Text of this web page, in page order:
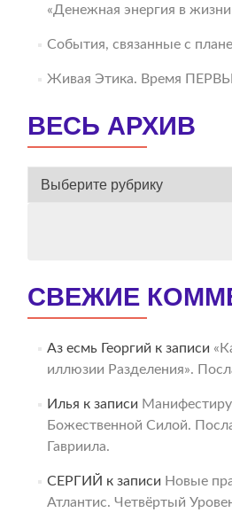
«Денежная энергия в жизни
События, связанные с
Живая Этика. Время
ВЕСЬ АРХИВ
ВЕСЬ
СВЕЖИЕ
Аз есмь Георгий к записи
иллюзии Разделения».
Илья к записи
Божественной Силой.
Гавриила.
СЕРГИЙ к записи Новые
Атлантис. Четвёртый